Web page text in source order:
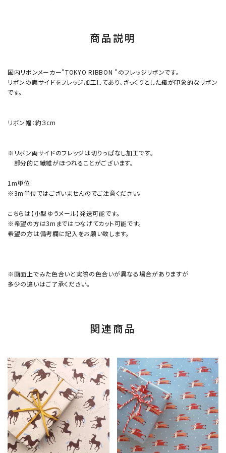
商品説明
国内リボンメーカー"TOKYO RIBBON "のフレッジリボンです。
リボンの両サイドをフレッジ加工してあり、ざっくりとした織が印象的なリボン
です。
リボン幅：約３cm
※リボン両サイドのフレッジは切りっぱなし加工です。
部分的に繊維がほつれることがございます。
1m単位
※3m単位ではございませんのでご注意ください。
こちらは【小型ゆうメール】発送可能です。
※希望の方は3mまではつなげてカット可能です。
希望の方は備考欄に記入をお願い致します。
※画面上でみた色合いと実際の色合いが異なる場合がありますが
多少の違いはご了承ください。
関連商品